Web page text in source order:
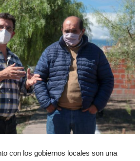
con los gobiernos locales son una